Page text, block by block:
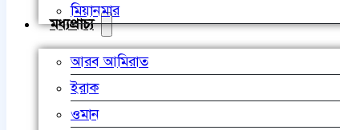
মিয়ানমার
মধ্যপ্রাচ্য
আরব আমিরাত
ইরাক
ওমান